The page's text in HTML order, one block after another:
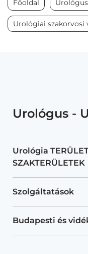
Főoldal Urológus
Urológiai szakorvosi
Urológus -
Urológia
SZAKTERÜLETEK
Szolgáltatások
Budapesti és